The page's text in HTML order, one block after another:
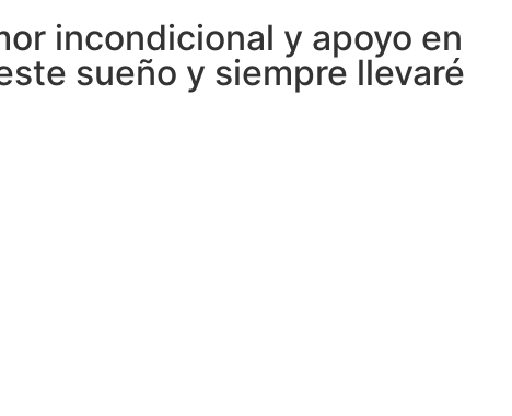
incondicional y apoyo en
sueño y siempre llevaré